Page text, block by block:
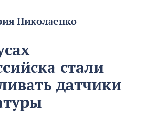
Николаенко
стали
датчики